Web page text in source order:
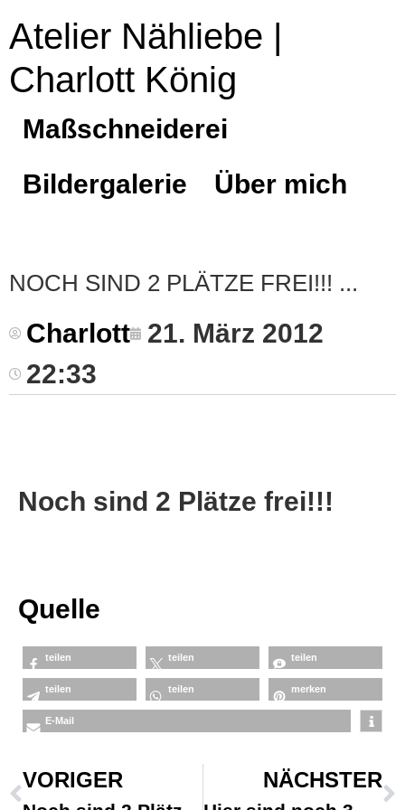
Atelier Nähliebe |
Charlott König
Maßschneiderei
Bildergalerie
Über mich
NOCH SIND 2 PLÄTZE FREI!!!
Charlott
21. März 2012
22:33
Noch sind 2 Plätze frei!!!
Quelle
teilen teilen teilen
teilen teilen merken
E-Mail
VORIGER NÄCHSTER